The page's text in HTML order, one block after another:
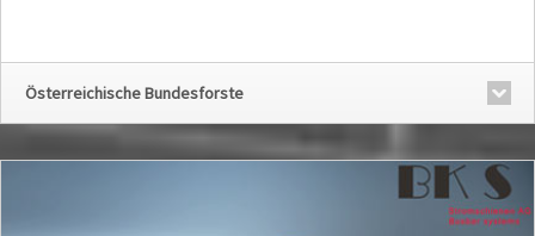
Österreichische Bundesforste